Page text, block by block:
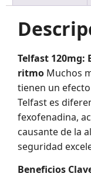
Telfast 120mg:
ritmo Muchos
tienen un
Telfast es
fexofenadina,
causante de la
seguridad
Beneficios